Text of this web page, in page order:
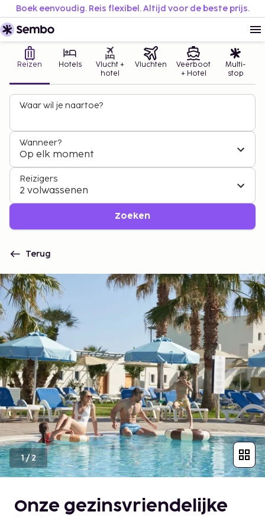
Boek eenvoudig. Reis flexibel. Altijd voor de beste prijs.
Reizen Hotels
Vlucht +
hotel
Vluchten
Veerboot
+ Hotel
Multi-
stop
Waar wil je naartoe?
Wanneer?
Op elk moment
Reizigers
2 volwassenen
Zoeken
Terug
1/2
Onze gezinsvriendelijke